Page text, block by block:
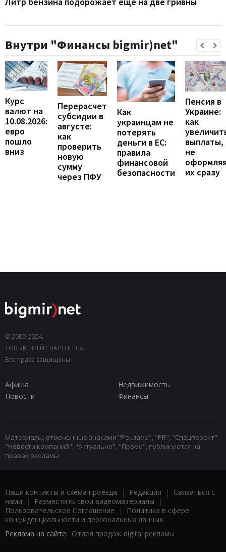
Внутри "Финансы bigmir)net"
Курс
валют на
10.08.2026:
евро
пошло
вниз
Перерасчет
субсидии в
августе:
как
проверить
новую
сумму
через ПФУ
Как
украинцам не
потерять
деньги в ЕС:
правила
финансовой
безопасности
Пенсия в
Украине:
как
выплаты,
не
их сразу
© 2000-2024,
ТОВ «КЕПРЕЙТ ПАРТНЕРС».
Все права защищены.
Афиша
Недвижимость
Новости
Финансы
Материалы, отмеченные знаками "Реклама", "PR", "Спецпроект",
"Новости компаний", "Актуально", "Промо", публикуются на
правах рекламы.
Наши контакты и схема проезда | Редакция | Связаться с
нами | Разместить свои видеоматериалы |
Пользовательское Соглашение |
Политика в сфере
конфиденциальности и персональных данных
Реклама на сайте: Отдел продаж digital рекламы